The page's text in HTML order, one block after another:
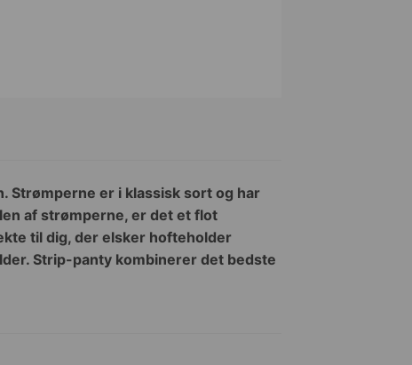
Strømperne er i klassisk sort og har
af strømperne, er det et flot
til dig, der elsker hofteholder
Strip-panty kombinerer det bedste